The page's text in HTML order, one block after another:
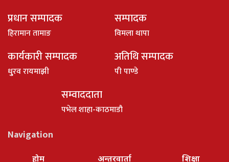
प्रधान सम्पादक
हिरामान तामाङ
सम्पादक
विमला थापा
कार्यकारी सम्पादक
धु्रव रायमाझी
अतिथि सम्पादक
पी पाण्डे
सम्वाददाता
पभेल शाहा-काठमाडौ
Navigation
होम अन्तरवार्ता शिक्षा